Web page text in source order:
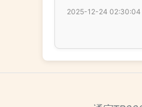
2025-12-24 02:30:04